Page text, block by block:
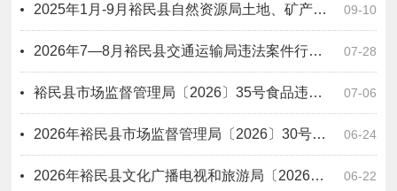
09-10
2025年1月-9月裕民县自然资源局土地、矿产违法案件行政处罚信息公开表
07-28
2026年7—8月裕民县交通运输局违法案件行政处罚信息公开表(1)
07-06
裕民县市场监督管理局〔2026〕35号食品违法案件行政处罚信息公开表
06-24
2026年裕民县市场监督管理局〔2026〕30号食品违法案件行政处罚信息公开表
06-22
2026年裕民县文化广播电视和旅游局〔2026〕2号出版物市场违法案件行政处罚信息公开表